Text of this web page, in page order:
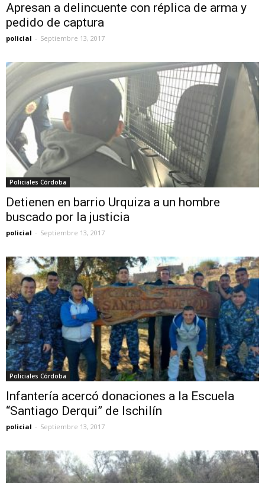
Apresan a delincuente con réplica de arma y
pedido de captura
policial - Septiembre 13, 2017
Policiales Córdoba
Detienen en barrio Urquiza a un hombre
buscado por la justicia
policial - Septiembre 13, 2017
Policiales Córdoba
Infantería acercó donaciones a la Escuela
“Santiago Derqui” de Ischilín
policial - Septiembre 13, 2017